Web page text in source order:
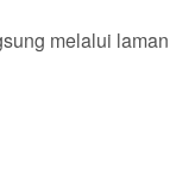
melalui laman